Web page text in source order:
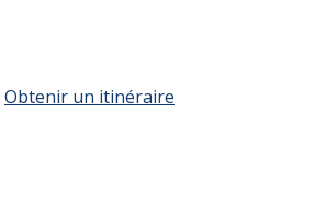
Obtenir un itinéraire